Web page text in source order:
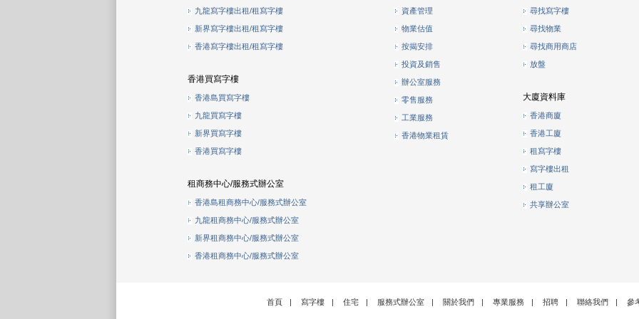
九龍寫字樓出租/租寫字樓
新界寫字樓出租/租寫字樓
香港寫字樓出租/租寫字樓
香港買寫字樓
香港島買寫字樓
九龍買寫字樓
新界買寫字樓
香港買寫字樓
租商務中心/服務式辦公室
香港島租商務中心/服務式辦公室
九龍租商務中心/服務式辦公室
新界租商務中心/服務式辦公室
香港租商務中心/服務式辦公室
資產管理
物業估值
按揭安排
投資及銷售
辦公室服務
零售服務
工業服務
香港物業租賃
尋找寫字樓
尋找物業
尋找商用商店
放盤
大廈資料庫
香港商廈
香港工廈
租寫字樓
寫字樓出租
租工廈
共享辦公室
首頁 | 寫字樓 | 住宅 | 服務式辦公室 | 關於我們 | 專業服務 | 招聘 | 聯絡我們 | 參